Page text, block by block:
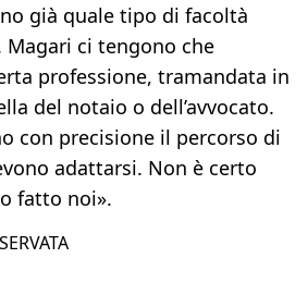
già quale tipo di facoltà
ci tengono che
professione, tramandata in
del notaio o dell’avvocato.
con precisione il percorso di
adattarsi. Non è certo
fatto noi».